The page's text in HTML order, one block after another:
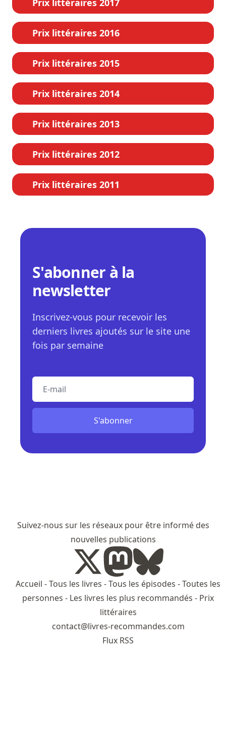
Prix littéraires 2017
Prix littéraires 2016
Prix littéraires 2015
Prix littéraires 2014
Prix littéraires 2013
Prix littéraires 2012
Prix littéraires 2011
S'abonner à la
newsletter
Inscrivez-vous pour recevoir les
derniers livres ajoutés sur le site une
fois par semaine
E-mail
S'abonner
Suivez-nous sur les réseaux pour être informé des
nouvelles publications
Accueil -Tous les livres -Tous les épisodes -Toutes les
personnes - Les livres les plus recommandés - Prix
littéraires
contact@livres-recommandes.com
Flux RSS